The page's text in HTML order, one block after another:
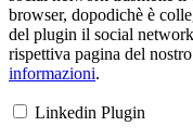
browser, dopodichè è
del plugin il social
rispettiva pagina del
informazioni.
Linkedin Plugin